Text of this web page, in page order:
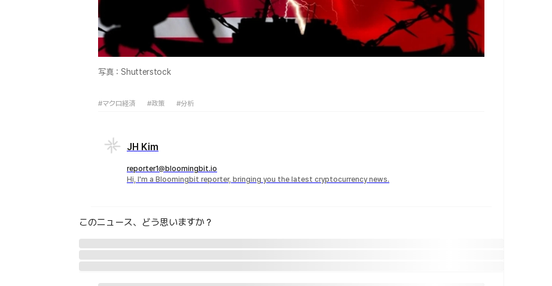
写真：Shutterstock
#マクロ経済 #政策 #分析
JH Kim
reporter1@bloomingbit.io
Hi, I'm a Bloomingbit reporter, bringing you the latest cryptocurrency news.
このニュース、どう思いますか？